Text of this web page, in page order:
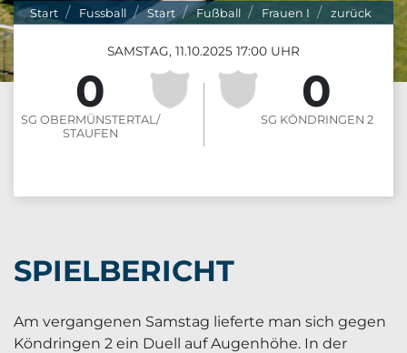
Start Fussball Start Fußball Frauen I zurück
SAMSTAG, 11.10.2025 17:00 UHR
0
SG OBERMÜNSTERTAL/​
STAUFEN
0
SG KÖNDRINGEN 2
SPIELBERICHT
Am vergangenen Samstag lieferte man sich gegen
Köndringen 2 ein Duell auf Augenhöhe. In der